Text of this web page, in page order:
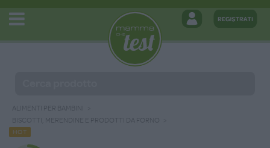
ALIMENTI PER BAMBINI
BISCOTTI, MERENDINE E PRODOTTI DA FORNO
HOT